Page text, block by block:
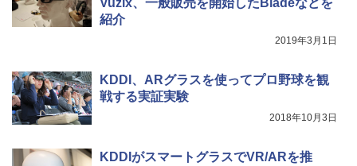
Vuzix、一般販売を開始したBladeなどを
紹介
2019年3月1日
KDDI、ARグラスを使ってプロ野球を観
戦する実証実験
2018年10月3日
KDDIがスマートグラスでVR/ARを推